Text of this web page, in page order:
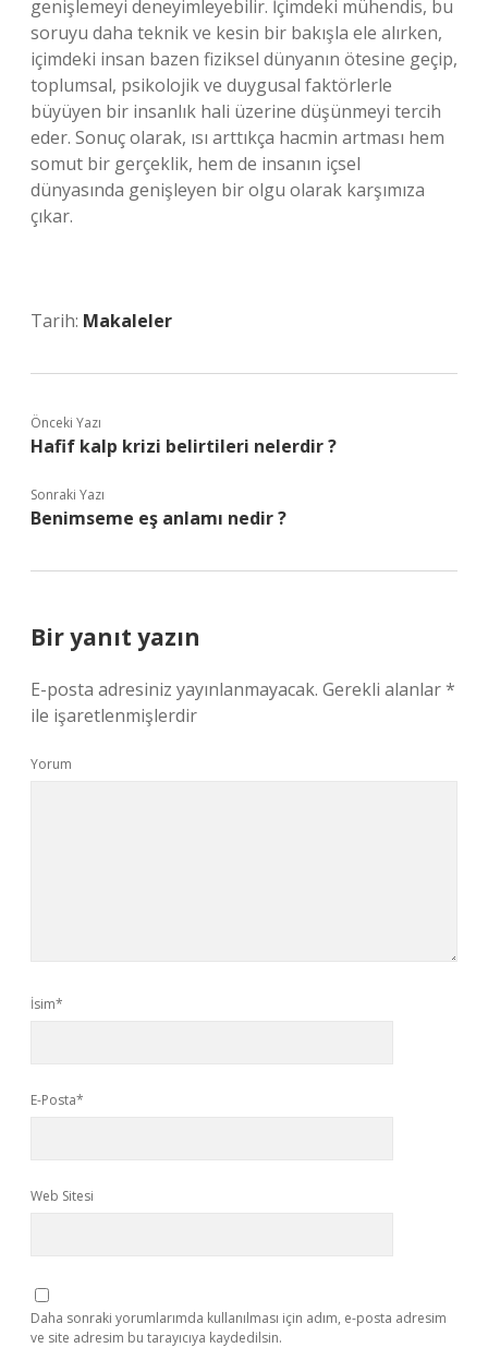
genişlemeyi deneyimleyebilir. İçimdeki mühendis, bu
soruyu daha teknik ve kesin bir bakışla ele alırken,
içimdeki insan bazen fiziksel dünyanın ötesine geçip,
toplumsal, psikolojik ve duygusal faktörlerle
büyüyen bir insanlık hali üzerine düşünmeyi tercih
eder. Sonuç olarak, ısı arttıkça hacmin artması hem
somut bir gerçeklik, hem de insanın içsel
dünyasında genişleyen bir olgu olarak karşımıza
çıkar.
Tarih: Makaleler
Önceki Yazı
Hafif kalp krizi belirtileri nelerdir ?
Sonraki Yazı
Benimseme eş anlamı nedir ?
Bir yanıt yazın
E-posta adresiniz yayınlanmayacak. Gerekli alanlar*
ile işaretlenmişlerdir
Yorum
İsim*
E-Posta*
Web Sitesi
Daha sonraki yorumlarımda kullanılması için adım, e-posta adresim
ve site adresim bu tarayıcıya kaydedilsin.